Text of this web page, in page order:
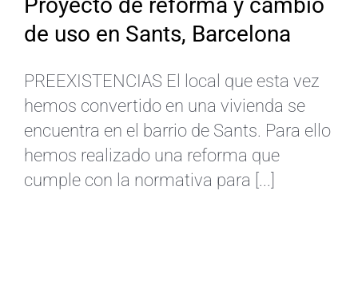
Proyecto de reforma y cambio
de uso en Sants, Barcelona
PREEXISTENCIAS El local que esta vez
hemos convertido en una vivienda se
encuentra en el barrio de Sants. Para ello
hemos realizado una reforma que
cumple con la normativa para [...]